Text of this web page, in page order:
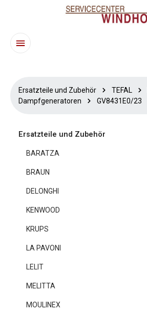
Zum Hauptinhalt springen
Ersatzteile und Zubehör TEFAL
Dampfgeneratoren
GV8431E0/23
Ersatzteile und Zubehör
BARATZA
BRAUN
DELONGHI
KENWOOD
KRUPS
LA PAVONI
LELIT
MELITTA
MOULINEX